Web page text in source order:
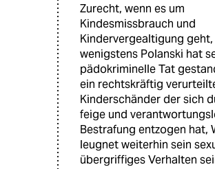
Zurecht, wenn es um
Kindesmissbrauch und
Kindervergealtigung geht,
wenigstens Polanski hat
pädokriminelle Tat
ein rechtskräftig
Kinderschänder der sich
feige und
Bestrafung entzogen hat,
leugnet weiterhin sein
übergriffiges Verhalten